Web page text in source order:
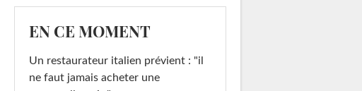
EN CE MOMENT
Un restaurateur italien prévient : "il
ne faut jamais acheter une